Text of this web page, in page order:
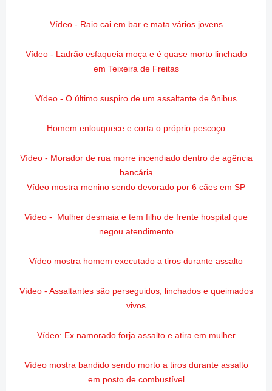
Vídeo - Raio cai em bar e mata vários jovens
Vídeo - Ladrão esfaqueia moça e é quase morto linchado
em Teixeira de Freitas
Vídeo - O último suspiro de um assaltante de ônibus
Homem enlouquece e corta o próprio pescoço
Vídeo - Morador de rua morre incendiado dentro de agência
bancária
Vídeo mostra menino sendo devorado por 6 cães em SP
Vídeo - Mulher desmaia e tem filho de frente hospital que
negou atendimento
Vídeo mostra homem executado a tiros durante assalto
Vídeo - Assaltantes são perseguidos, linchados e queimados
vivos
Vídeo: Ex namorado forja assalto e atira em mulher
Vídeo mostra bandido sendo morto a tiros durante assalto
em posto de combustível